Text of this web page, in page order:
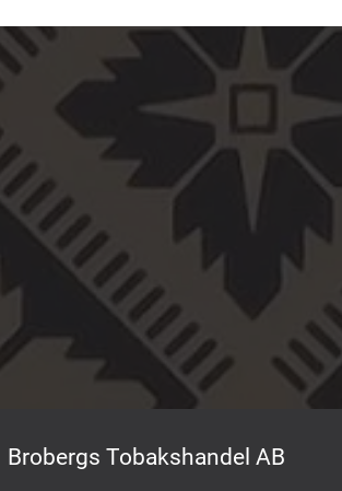
Brobergs Tobakshandel AB